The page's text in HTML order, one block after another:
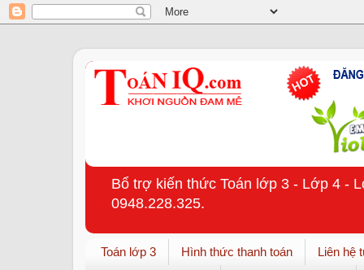
Bổ trợ kiến thức Toán lớp 3 - Lớp 4 -
0948.228.325.
Toán lớp 3 Hình thức thanh toán
Liên hệ